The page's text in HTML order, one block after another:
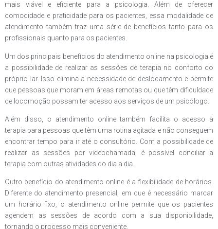
mais viável e eficiente para a psicologia. Além de oferecer
comodidade e praticidade para os pacientes, essa modalidade de
atendimento também traz uma série de benefícios tanto para os
profissionais quanto para os pacientes.
Um dos principais benefícios do atendimento online na psicologia é
a possibilidade de realizar as sessões de terapia no conforto do
próprio lar. Isso elimina a necessidade de deslocamento e permite
que pessoas que moram em áreas remotas ou que têm dificuldade
de locomoção possam ter acesso aos serviços de um psicólogo.
Além disso, o atendimento online também facilita o acesso à
terapia para pessoas que têm uma rotina agitada e não conseguem
encontrar tempo para ir até o consultório. Com a possibilidade de
realizar as sessões por videochamada, é possível conciliar a
terapia com outras atividades do dia a dia.
Outro benefício do atendimento online é a flexibilidade de horários.
Diferente do atendimento presencial, em que é necessário marcar
um horário fixo, o atendimento online permite que os pacientes
agendem as sessões de acordo com a sua disponibilidade,
tornando o processo mais conveniente.